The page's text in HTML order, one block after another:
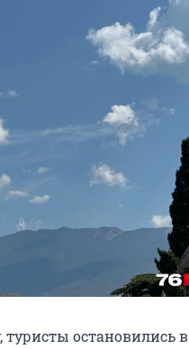
остановились в